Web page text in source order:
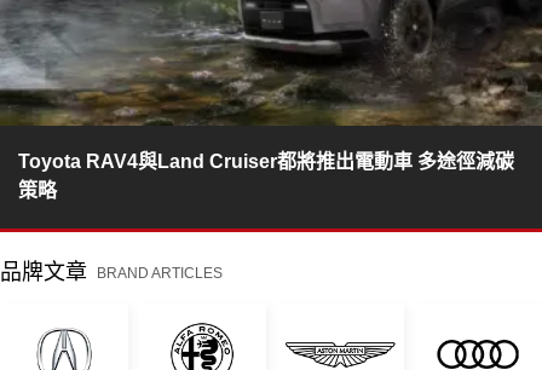
Toyota RAV4與Land Cruiser都將推出電動車 多途徑減碳
策略
品牌文章 BRAND ARTICLES